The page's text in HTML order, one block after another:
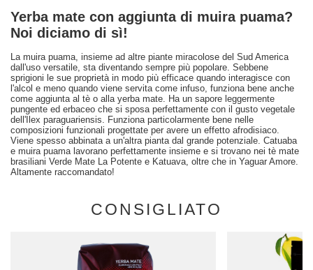
Yerba mate con aggiunta di muira puama?
Noi diciamo di sì!
La muira puama, insieme ad altre piante miracolose del Sud America
dall'uso versatile, sta diventando sempre più popolare. Sebbene
sprigioni le sue proprietà in modo più efficace quando interagisce con
l'alcol e meno quando viene servita come infuso, funziona bene anche
come aggiunta al tè o alla yerba mate. Ha un sapore leggermente
pungente ed erbaceo che si sposa perfettamente con il gusto vegetale
dell'Ilex paraguariensis. Funziona particolarmente bene nelle
composizioni funzionali progettate per avere un effetto afrodisiaco.
Viene spesso abbinata a un'altra pianta dal grande potenziale. Catuaba
e muira puama lavorano perfettamente insieme e si trovano nei tè mate
brasiliani Verde Mate La Potente e Katuava, oltre che in Yaguar Amore.
Altamente raccomandato!
CONSIGLIATO